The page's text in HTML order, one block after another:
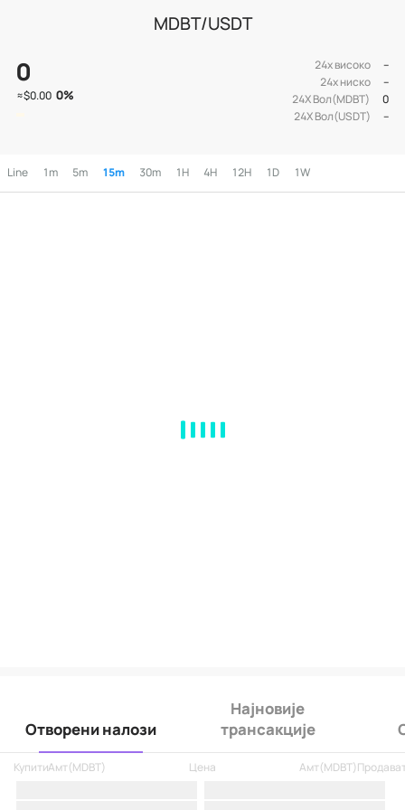
MDBT/USDT
0
≈$0.00 0%
24х високо
--
24х ниско
--
24Х Вол(MDBT)
0
24Х Вол(USDT)
--
Line 1m 5m 15m 30m 1H 4H 12H 1D 1W
Отворени налози
Најновије
трансакције
КупитиАмт (MDBT) Цена Амт (MDBT)